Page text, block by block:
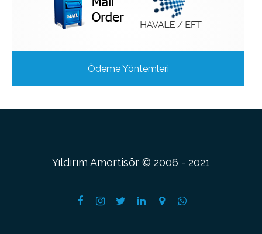
Ödeme Yöntemleri
Yıldırım Amortisör © 2006 - 2021